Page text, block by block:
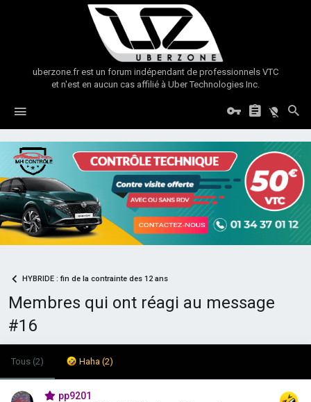
uberzone.fr est un forum indépendant de professionnels VTC
et n'est en aucun cas affilié à Uber Technologies Inc.
HYBRIDE : fin de la contrainte des 12 ans
Membres qui ont réagi au message
#16
Tous (2) Haha (2)
pp9201